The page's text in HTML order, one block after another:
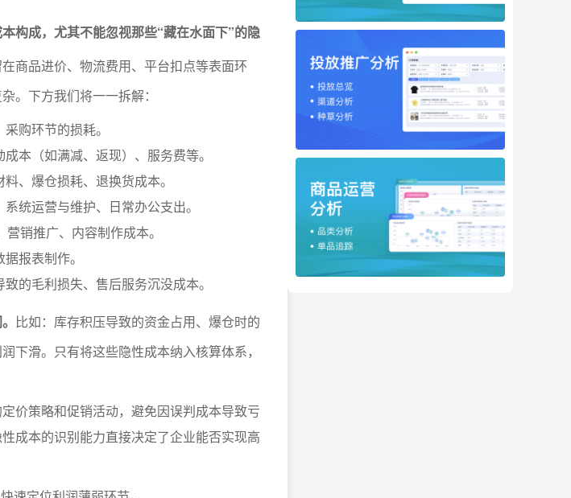
构成，尤其不能忽视那些“藏在水面下”的隐
商品进价、物流费用、平台扣点等表面环
。下方我们将一一拆解：
购环节的损耗。
本（如满减、返现）、服务费等。
、爆仓损耗、退换货成本。
统运营与维护、日常办公支出。
销推广、内容制作成本。
报表制作。
的毛利损失、售后服务沉没成本。
比如：库存积压导致的资金占用、爆仓时的
下滑。只有将这些隐性成本纳入核算体系，
价策略和促销活动，避免因误判成本导致亏
成本的识别能力直接决定了企业能否实现高